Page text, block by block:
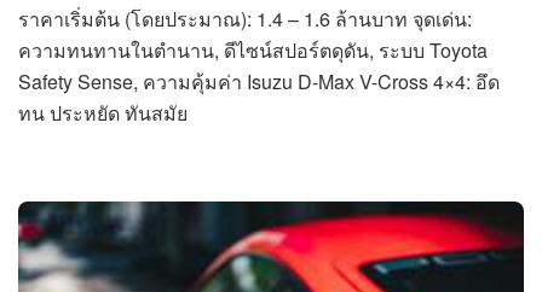
ราคาเริ่มต้น (โดยประมาณ): 1.4 – 1.6 ล้านบาท จุดเด่น:
ความทนทานในตำนาน, ดีไซน์สปอร์ตดุดัน, ระบบ Toyota
Safety Sense, ความคุ้มค่า Isuzu D-Max V-Cross 4×4: อึด
ทน ประหยัด ทันสมัย